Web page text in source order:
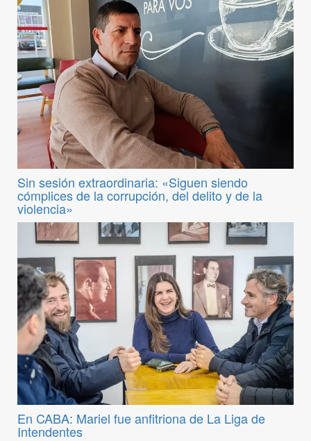
Sin sesión extraordinaria: «Siguen siendo
cómplices de la corrupción, del delito y de la
violencia»
En CABA: Mariel fue anfitriona de La Liga de
Intendentes